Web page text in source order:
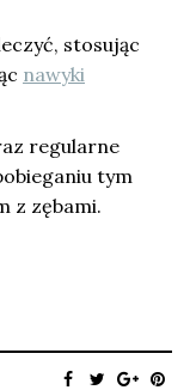
stosując
nawyki
regularne
tym
z zębami.